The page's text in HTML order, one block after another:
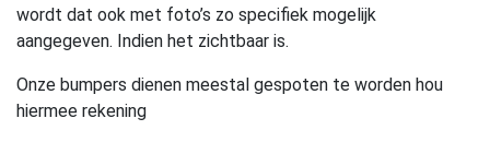
wordt dat ook met foto’s zo specifiek mogelijk
aangegeven. Indien het zichtbaar is.
Onze bumpers dienen meestal gespoten te worden hou
hiermee rekening